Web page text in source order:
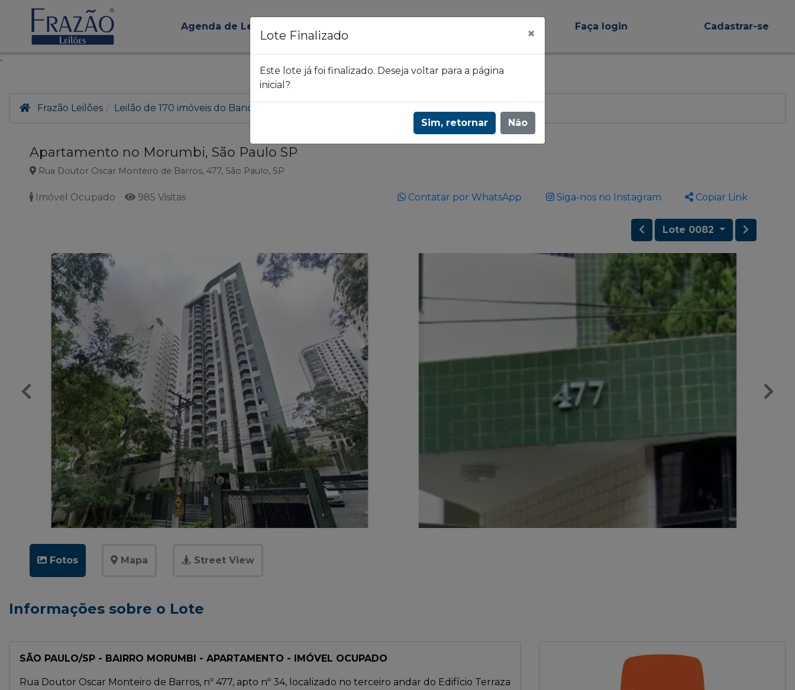
.
Agenda de Leilões Faça login Cadastrar-se
Frazão Leilões Leilão de 170 imóveis do Banco Itaú | 3619
Apartamento no Morumbi, São Paulo SP
Rua Doutor Oscar Monteiro de Barros, 477, São Paulo, SP
Imóvel Ocupado 985 Visitas Contatar por WhatsApp Siga-nos no Instagram Copiar Link
Lote 0082
Fotos Mapa Street View
Informações sobre o Lote
SÃO PAULO/SP - BAIRRO MORUMBI - APARTAMENTO - IMÓVEL OCUPADO
Rua Doutor Oscar Monteiro de Barros, nº 477, apto nº 34, localizado no terceiro andar do Edifício Terraza
Lote Finalizado ×
Este lote já foi finalizado. Deseja voltar para a página
inicial?
Sim, retornar Não